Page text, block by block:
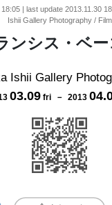
| last update 2013.11.30
Ishii Gallery Photography / Film
ンシス・ベー
Ishii Gallery
03.09 fri － 2013 04.